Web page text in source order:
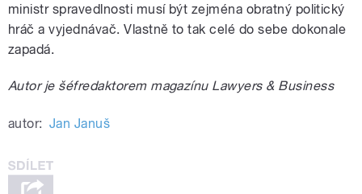
ministr spravedlnosti musí být zejména obratný politický
hráč a vyjednávač. Vlastně to tak celé do sebe dokonale
zapadá.
Autor je šéfredaktorem magazínu Lawyers & Business
autor: Jan Januš